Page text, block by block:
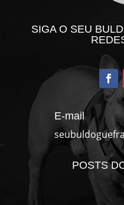
SIGA O SEU
E-mail
POSTS